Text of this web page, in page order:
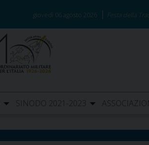
giovedì 06 agosto 2026 Festa della
SINODO 2021-2023